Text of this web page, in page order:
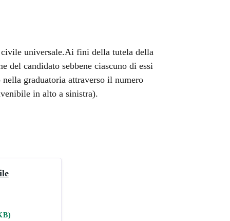
universale.Ai fini della tutela della
del candidato sebbene ciascuno di essi
graduatoria attraverso il numero
in alto a sinistra).